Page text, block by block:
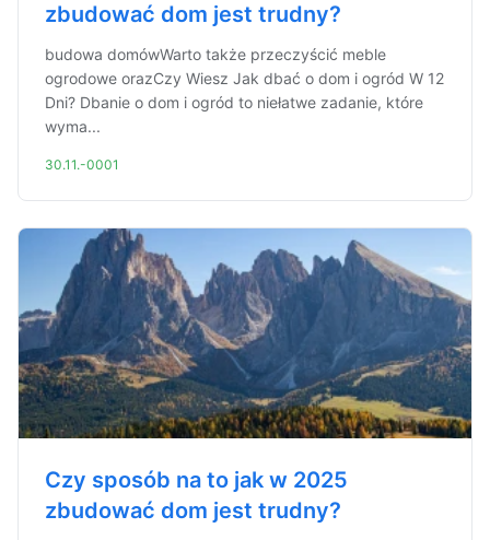
zbudować dom jest trudny?
budowa domówWarto także przeczyścić meble
ogrodowe orazCzy Wiesz Jak dbać o dom i ogród W 12
Dni? Dbanie o dom i ogród to niełatwe zadanie, które
wyma...
30.11.-0001
Czy sposób na to jak w 2025
zbudować dom jest trudny?